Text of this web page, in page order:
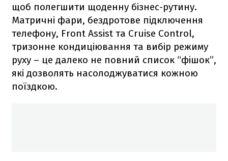
щоб полегшити щоденну бізнес-рутину.
Матричні фари, бездротове підключення
телефону, Front Assist та Cruise Control,
тризонне кондиціювання та вибір режиму
руху – це далеко не повний список “фішок”,
які дозволять насолоджуватися кожною
поїздкою.